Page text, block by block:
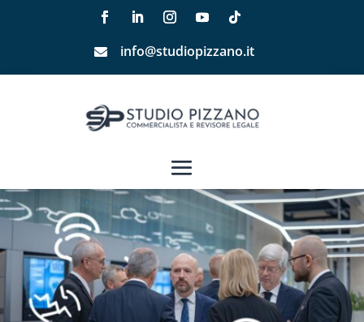
 info@studiopizzano.it